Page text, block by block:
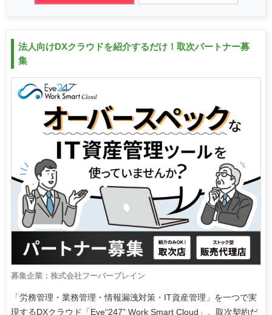
法人向けDXクラウドを紹介するだけ！取次パートナー募
集
募集企業：株式会社フーバーブレイン
「労務管理・業務管理・情報漏洩対策・IT資産管理」を一つで実
現するDXクラウド「Eye“247” Work Smart Cloud」。取次契約だ